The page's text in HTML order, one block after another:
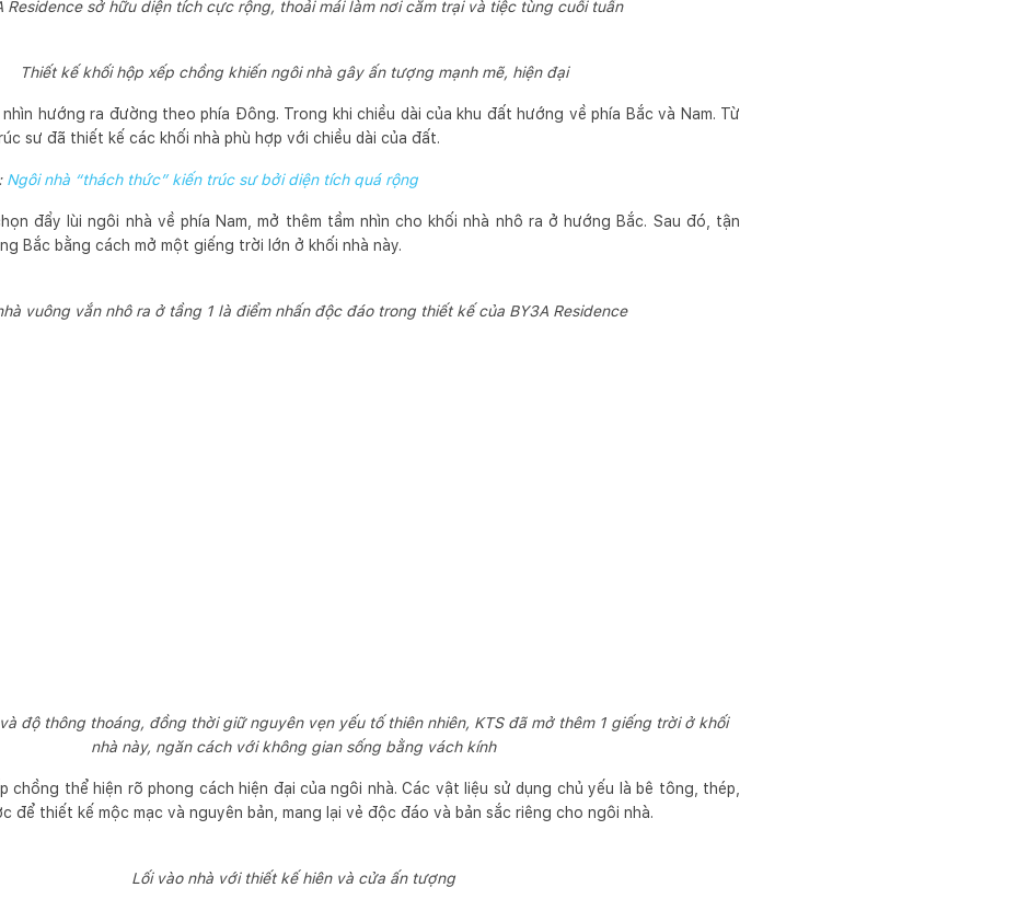
Residence sở hữu diện tích cực rộng, thoải mái làm nơi cắm trại và tiệc tùng cuối tuần
Thiết kế khối hộp xếp chồng khiến ngôi nhà gây ấn tượng mạnh mẽ, hiện đại
hướng ra đường theo phía Đông. Trong khi chiều dài của khu đất hướng về phía Bắc và Nam. Từ
sư đã thiết kế các khối nhà phù hợp với chiều dài của đất.
Ngôi nhà “thách thức” kiến trúc sư bởi diện tích quá rộng
đẩy lùi ngôi nhà về phía Nam, mở thêm tầm nhìn cho khối nhà nhô ra ở hướng Bắc. Sau đó, tận
Bắc bằng cách mở một giếng trời lớn ở khối nhà này.
vuông vắn nhô ra ở tầng 1 là điểm nhấn độc đáo trong thiết kế của BY3A Residence
độ thông thoáng, đồng thời giữ nguyên vẹn yếu tố thiên nhiên, KTS đã mở thêm 1 giếng trời ở khối
nhà này, ngăn cách với không gian sống bằng vách kính
chồng thể hiện rõ phong cách hiện đại của ngôi nhà. Các vật liệu sử dụng chủ yếu là bê tông, thép,
để thiết kế mộc mạc và nguyên bản, mang lại vẻ độc đáo và bản sắc riêng cho ngôi nhà.
Lối vào nhà với thiết kế hiên và cửa ấn tượng